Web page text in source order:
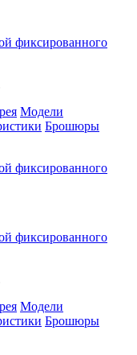
фиксированного
Модели
Брошюры
фиксированного
фиксированного
Модели
Брошюры